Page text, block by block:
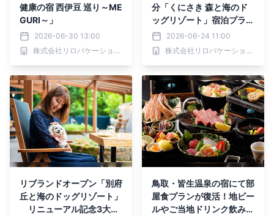
健康の宿 西伊豆 巡り～ME
GURI～」
2026-06-30 13:00
株式会社リロバケーションズ
分「くにさき 森と海のド
ッグリゾート」宿泊プラン
予約開始｜2026年6月24
日より
2026-06-24 11:00
株式会社リロバケーションズ
リブランドオープン「別府
丘と海のドッグリゾート」
リニューアル記念3大特
鳥取・皆生温泉の宿にて部
屋食プランが復活！地ビー
ルやご当地ドリンク飲み放